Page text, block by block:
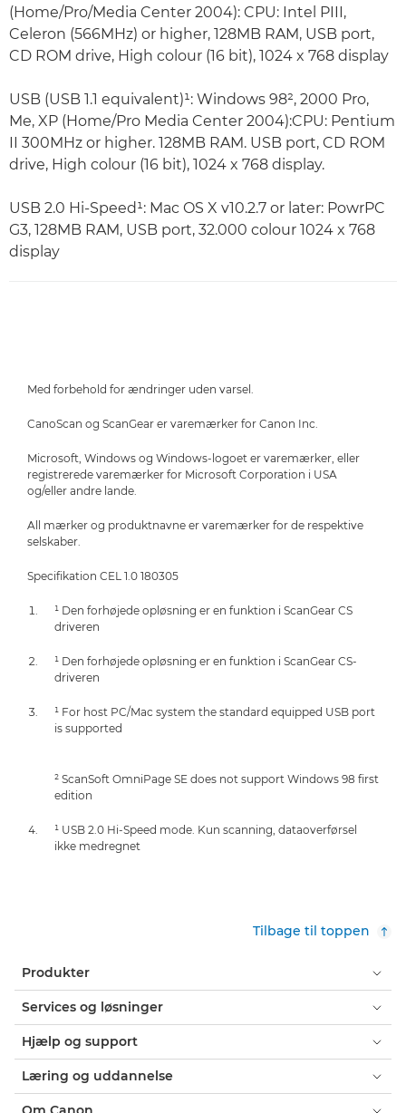
(Home/Pro/Media Center 2004): CPU: Intel PIII,
Celeron (566MHz) or higher, 128MB RAM, USB port,
CD ROM drive, High colour (16 bit), 1024 x 768 display
USB (USB 1.1 equivalent)¹: Windows 98², 2000 Pro,
Me, XP (Home/Pro Media Center 2004):CPU: Pentium
II 300MHz or higher. 128MB RAM. USB port, CD ROM
drive, High colour (16 bit), 1024 x 768 display.
USB 2.0 Hi-Speed¹: Mac OS X v10.2.7 or later: PowrPC
G3, 128MB RAM, USB port, 32.000 colour 1024 x 768
display
Med forbehold for ændringer uden varsel.
CanoScan og ScanGear er varemærker for Canon Inc.
Microsoft, Windows og Windows-logoet er varemærker, eller
registrerede varemærker for Microsoft Corporation i USA
og/eller andre lande.
All mærker og produktnavne er varemærker for de respektive
selskaber.
Specifikation CEL 1.0 180305
¹ Den forhøjede opløsning er en funktion i ScanGear CS
driveren
¹ Den forhøjede opløsning er en funktion i ScanGear CS-
driveren
¹ For host PC/Mac system the standard equipped USB port
is supported
² ScanSoft OmniPage SE does not support Windows 98 first
edition
¹ USB 2.0 Hi-Speed mode. Kun scanning, dataoverførsel
ikke medregnet
Tilbage til toppen
Produkter
Services og løsninger
Hjælp og support
Læring og uddannelse